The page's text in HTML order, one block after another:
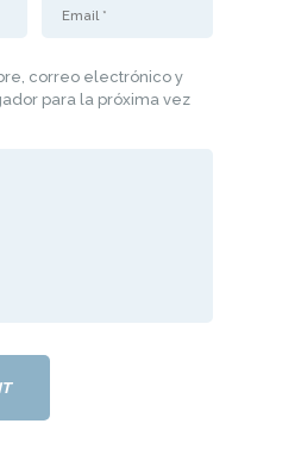
correo electrónico y
para la próxima vez